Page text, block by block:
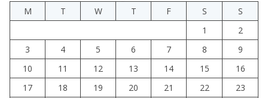
M
T W T F S
S
1
2
3
4 5 6 7 8
9
10
11 12 13 14 15
16
17
18 19 20 21 22
23